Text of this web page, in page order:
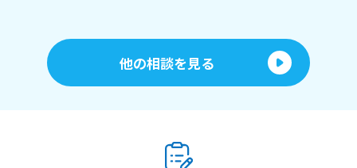
他の相談を見る